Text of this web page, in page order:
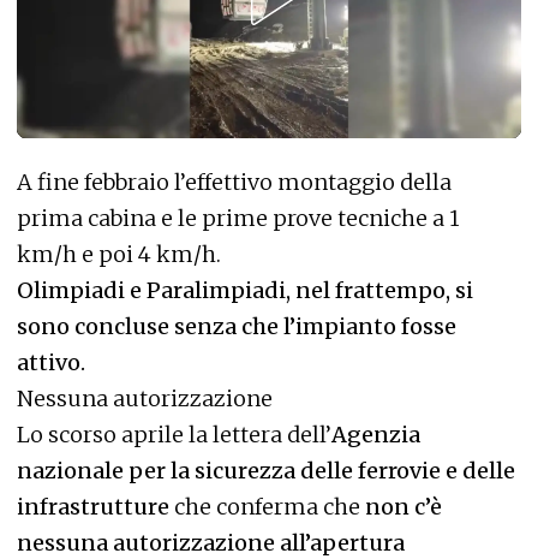
A fine febbraio l’effettivo montaggio della
prima cabina e le prime prove tecniche a 1
km/h e poi 4 km/h.
Olimpiadi e Paralimpiadi, nel frattempo, si
sono concluse senza che l’impianto fosse
attivo.
Nessuna autorizzazione
Lo scorso aprile la lettera dell’Agenzia
nazionale per la sicurezza delle ferrovie e delle
infrastrutture che conferma che non c’è
nessuna autorizzazione all’apertura